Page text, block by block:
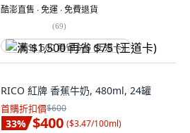
酷澎直售 ∙ 免運 ∙ 免費退貨
(69)
满 $1,500 再省 $75 (王道卡)
RICO 紅牌 香蕉牛奶, 480ml, 24罐
首購折扣價$600
33% $400 ($3.47/100ml)